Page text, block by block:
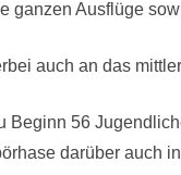
ganzen Ausflüge
auch an das
Beginn 56
darüber auch